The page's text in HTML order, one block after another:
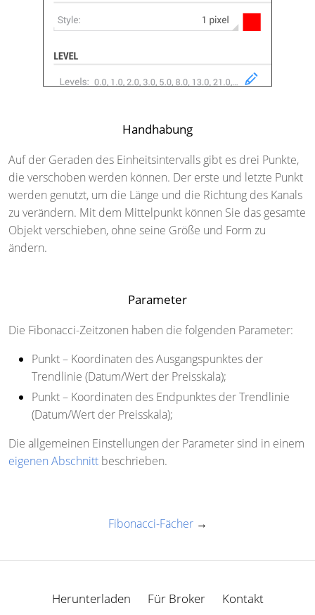
Handhabung
Auf der Geraden des Einheitsintervalls gibt es drei Punkte,
die verschoben werden können. Der erste und letzte Punkt
werden genutzt, um die Länge und die Richtung des Kanals
zu verändern. Mit dem Mittelpunkt können Sie das gesamte
Objekt verschieben, ohne seine Größe und Form zu
ändern.
Parameter
Die Fibonacci-Zeitzonen haben die folgenden Parameter:
Punkt– Koordinaten des Ausgangspunktes der
Trendlinie (Datum/Wert der Preisskala);
Punkt– Koordinaten des Endpunktes der Trendlinie
(Datum/Wert der Preisskala);
Die allgemeinen Einstellungen der Parameter sind in einem
eigenen Abschnitt beschrieben.
Fibonacci-Fächer →
Herunterladen Für Broker Kontakt